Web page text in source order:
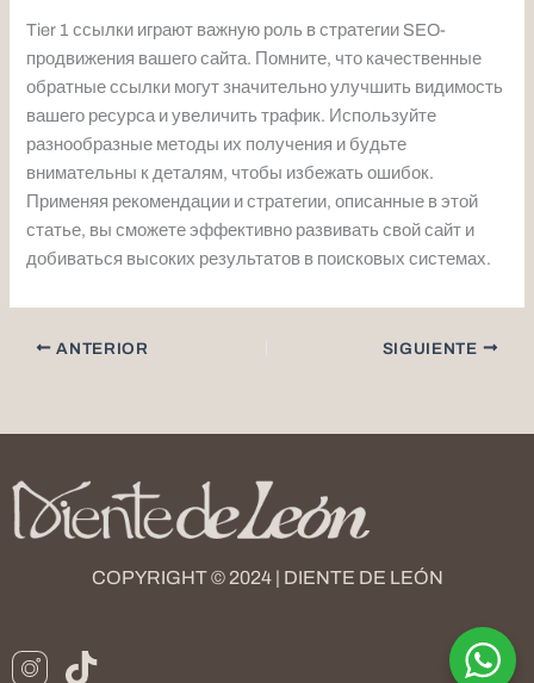
Tier 1 ссылки играют важную роль в стратегии SEO-
продвижения вашего сайта. Помните, что качественные
обратные ссылки могут значительно улучшить видимость
вашего ресурса и увеличить трафик. Используйте
разнообразные методы их получения и будьте
внимательны к деталям, чтобы избежать ошибок.
Применяя рекомендации и стратегии, описанные в этой
статье, вы сможете эффективно развивать свой сайт и
добиваться высоких результатов в поисковых системах.
ANTERIOR SIGUIENTE
COPYRIGHT © 2024 | DIENTE DE LEÓN